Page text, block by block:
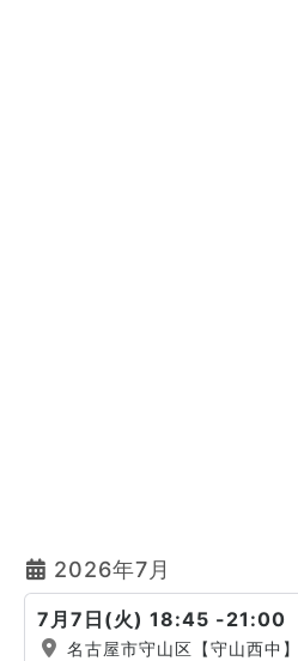
2026年7月
7月7日(火) 18:45 -21:00
名古屋市守山区【守山西中